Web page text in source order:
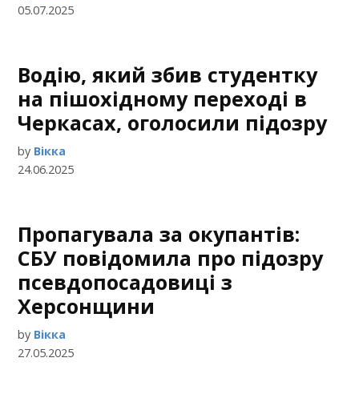
05.07.2025
Водію, який збив студентку
на пішохідному переході в
Черкасах, оголосили підозру
by Вікка
24.06.2025
Пропагувала за окупантів:
СБУ повідомила про підозру
псевдопосадовиці з
Херсонщини
by Вікка
27.05.2025